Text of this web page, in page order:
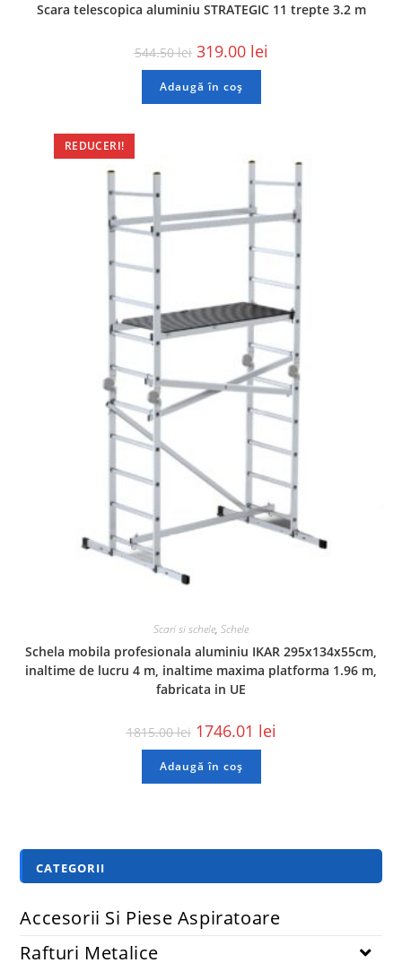
Scara telescopica aluminiu STRATEGIC 11 trepte 3.2 m
544.50lei 319.00 lei
Adaugă în coș
REDUCERI!
Scari si schele, Schele
Schela mobila profesionala aluminiu IKAR 295x134x55cm,
inaltime de lucru 4 m, inaltime maxima platforma 1.96 m,
fabricata in UE
1815.00lei 1746.01 lei
Adaugă în coș
CATEGORII
Accesorii Si Piese Aspiratoare
Rafturi Metalice